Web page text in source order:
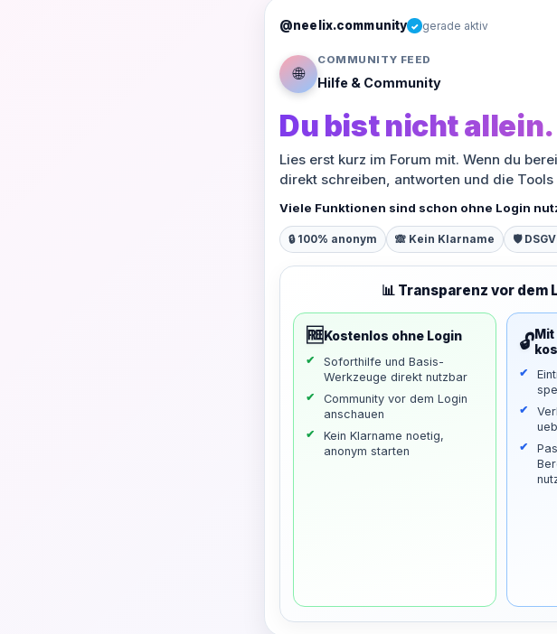
@neelix.community ✓ gerade aktiv
🌐
COMMUNITY FEED
Hilfe & Community
Du bist nicht allein.
Lies erst kurz im Forum mit. Wenn du
direkt schreiben, antworten und die Tools
Viele Funktionen sind schon ohne Login
🔒 100% anonym 🙈 Kein Klarname 🛡️
📊 Transparenz vor dem
🆓 Kostenlos ohne Login
Soforthilfe und Basis-
Werkzeuge direkt nutzbar
Community vor dem Login
anschauen
Kein Klarname noetig,
anonym starten
🔓Mit